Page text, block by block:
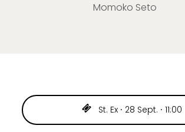
Momoko Seto
St. Ex ⸱ 28 Sept. ⸱ 11:00